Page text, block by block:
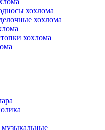
хохлома
хохлома
хохлома